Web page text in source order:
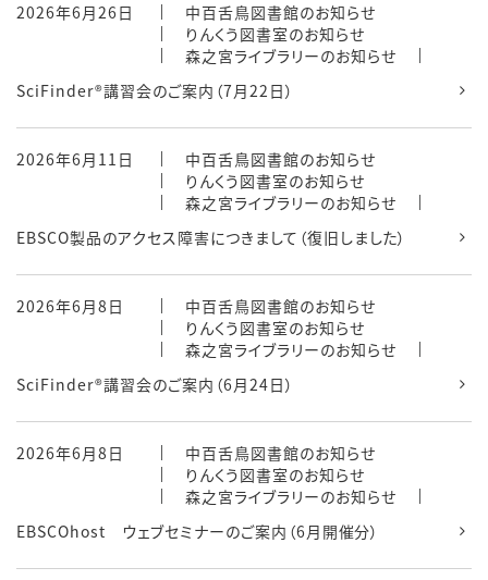
2026年6月26日
中百舌鳥図書館のお知らせ
りんくう図書室のお知らせ
森之宮ライブラリーのお知らせ
SciFinder®講習会のご案内（7月22日）
2026年6月11日
中百舌鳥図書館のお知らせ
りんくう図書室のお知らせ
森之宮ライブラリーのお知らせ
EBSCO製品のアクセス障害につきまして（復旧しました）
2026年6月8日
中百舌鳥図書館のお知らせ
りんくう図書室のお知らせ
森之宮ライブラリーのお知らせ
SciFinder®講習会のご案内（6月24日）
2026年6月8日
中百舌鳥図書館のお知らせ
りんくう図書室のお知らせ
森之宮ライブラリーのお知らせ
EBSCOhost ウェブセミナーのご案内（6月開催分）